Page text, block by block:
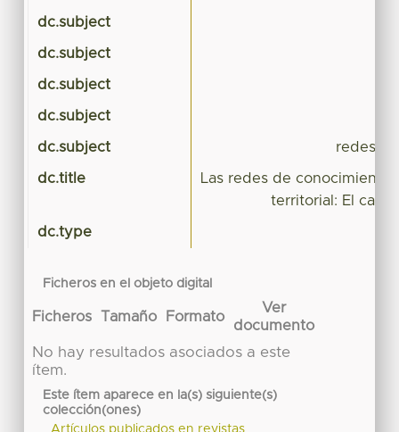
dc.subject
dc.subject
dc.subject
dc.subject
dc.subject redes
dc.title
Las redes de conocimiento
territorial: El caso
dc.type
Ficheros en el objeto digital
Ficheros Tamaño Formato
Ver
documento
No hay resultados asociados a este
ítem.
Este ítem aparece en la(s) siguiente(s)
colección(ones)